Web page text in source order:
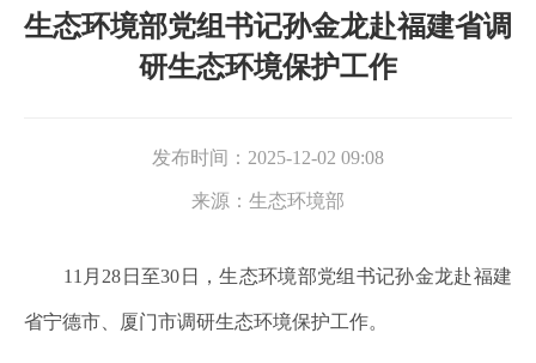
生态环境部党组书记孙金龙赴福建省调
研生态环境保护工作
发布时间： 2025-12-02 09:08
来源： 生态环境部
11月28日至30日，生态环境部党组书记孙金龙赴福建
省宁德市、厦门市调研生态环境保护工作。